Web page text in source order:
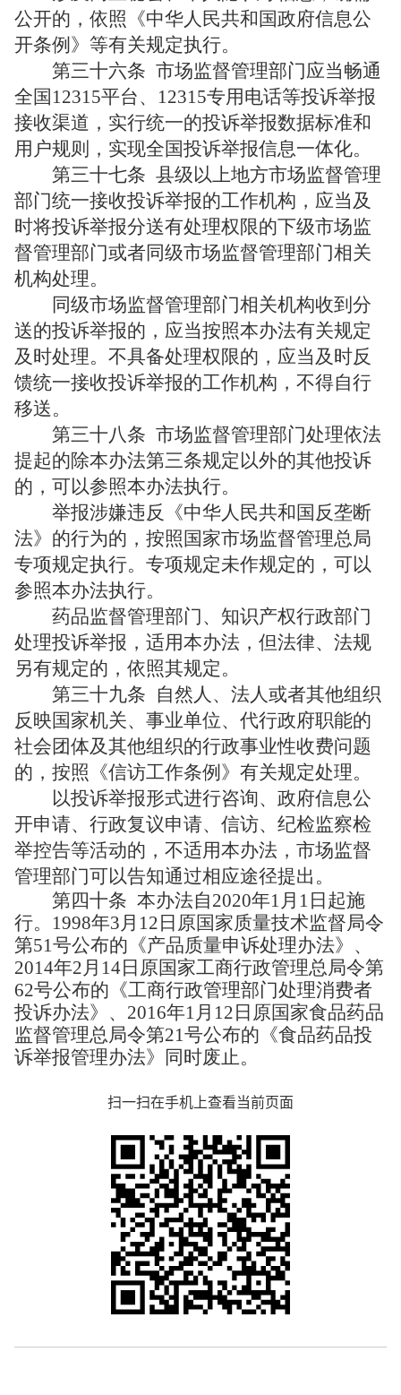
公开的，依照《中华人民共和国政府信息公
开条例》等有关规定执行。
第三十六条 市场监督管理部门应当畅通
全国 12315平台、 12315专用电话等投诉举报
接收渠道，实行统一的投诉举报数据标准和
用户规则，实现全国投诉举报信息一体化。
第三十七条 县级以上地方市场监督管理
部门统一接收投诉举报的工作机构，应当及
时将投诉举报分送有处理权限的下级市场监
督管理部门或者同级市场监督管理部门相关
机构处理。
同级市场监督管理部门相关机构收到分
送的投诉举报的，应当按照本办法有关规定
及时处理。不具备处理权限的，应当及时反
馈统一接收投诉举报的工作机构，不得自行
移送。
第三十八条 市场监督管理部门处理依法
提起的除本办法第三条规定以外的其他投诉
的，可以参照本办法执行。
举报涉嫌违反《中华人民共和国反垄断
法》的行为的，按照国家市场监督管理总局
专项规定执行。专项规定未作规定的，可以
参照本办法执行。
药品监督管理部门、知识产权行政部门
处理投诉举报，适用本办法，但法律、法规
另有规定的，依照其规定。
第三十九条
自然人、法人或者其他组织
反映国家机关、事业单位、代行政府职能的
社会团体及其他组织的行政事业性收费问题
的，按照《信访工作条例》有关规定处理。
以投诉举报形式进行咨询、政府信息公
开申请、行政复议申请、信访、纪检监察检
举控告等活动的，不适用本办法，市场监督
管理部门可以告知通过相应途径提出。
第四十条 本办法自2020年1月1日起施
行。1998年3月12日原国家质量技术监督局令
第51号公布的《产品质量申诉处理办法》、
2014年2月14日原国家工商行政管理总局令第
62号公布的《工商行政管理部门处理消费者
投诉办法》、2016年1月12日原国家食品药品
监督管理总局令第21号公布的《食品药品投
诉举报管理办法》同时废止。
扫一扫在手机上查看当前页面